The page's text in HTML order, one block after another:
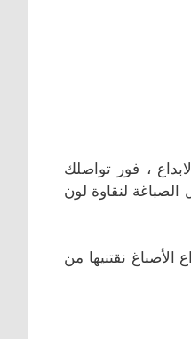
، فور تواصلك
لنقاوة لون
الأصباغ نقتنيها من